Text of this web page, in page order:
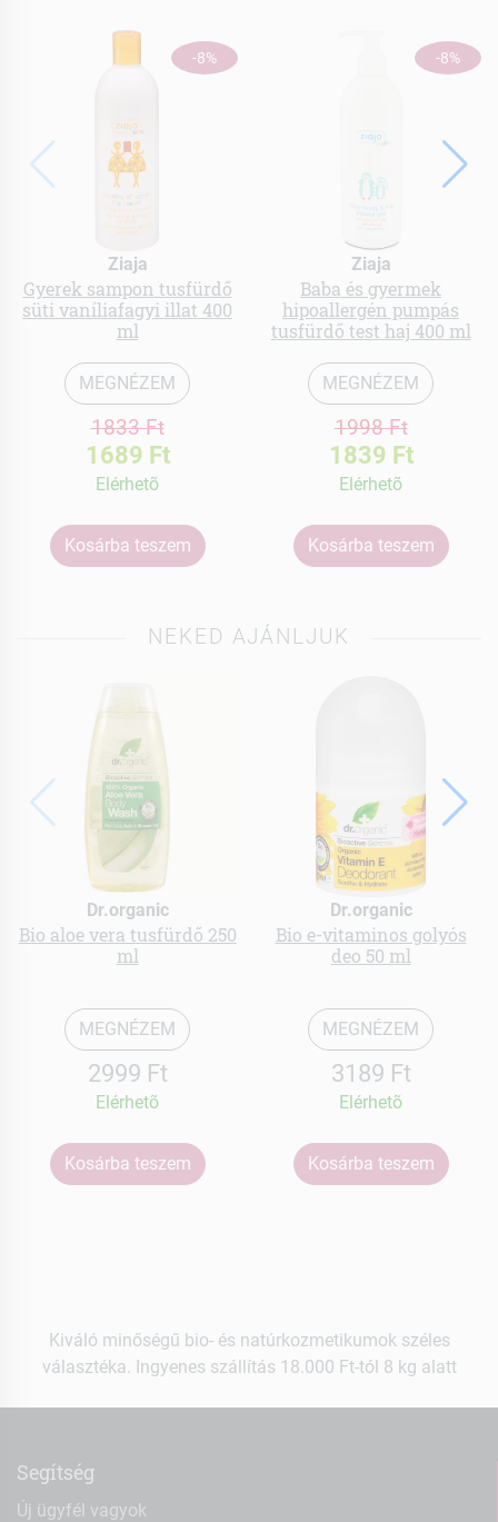
-8%
Ziaja
Gyerek sampon tusfürdő
süti vaníliafagyi illat 400
ml
MEGNÉZEM
1833 Ft
1689 Ft
Elérhetõ
Kosárba teszem
-8%
Ziaja
Baba és gyermek
hipoallergén pumpás
tusfürdő test haj 400 ml
MEGNÉZEM
1998 Ft
1839 Ft
Elérhetõ
Kosárba teszem
NEKED AJÁNLJUK
Dr.organic
Bio aloe vera tusfürdő 250
ml
MEGNÉZEM
2999 Ft
Elérhetõ
Kosárba teszem
Dr.organic
Bio e-vitaminos golyós
deo 50 ml
MEGNÉZEM
3189 Ft
Elérhetõ
Kosárba teszem
Kiváló minőségű bio- és natúrkozmetikumok széles
választéka. Ingyenes szállítás 18.000 Ft-tól 8 kg alatt
Segítség
Új ügyfél vagyok